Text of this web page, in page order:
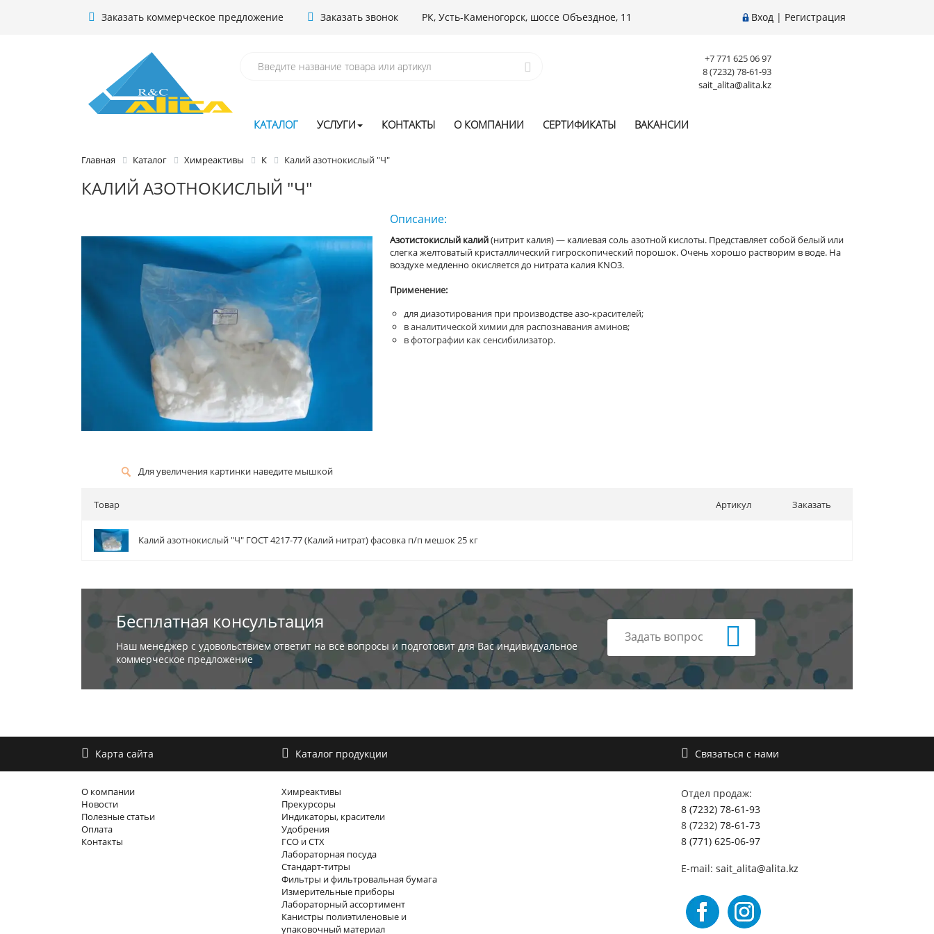
Заказать коммерческое предложение Заказать звонок РК, Усть-Каменогорск, шоссе Объездное, 11 Вход | Регистрация
+7 771 625 06 97
8 (7232) 78-61-93
sait_alita@alita.kz
КАТАЛОГ УСЛУГИ КОНТАКТЫ О КОМПАНИИ СЕРТИФИКАТЫ ВАКАНСИИ
Главная Каталог Химреактивы К Калий азотнокислый "Ч"
КАЛИЙ АЗОТНОКИСЛЫЙ "Ч"
Для увеличения картинки наведите мышкой
Описание:
Азотистокислый калий(нитрит калия) — калиевая соль азотной кислоты. Представляет собой белый или
слегка желтоватый кристаллический гигроскопический порошок. Очень хорошо растворим в воде. На
воздухе медленно окисляется до нитрата калия КNO3.
Применение:
для диазотирования при производстве азо-красителей;
в аналитической химии для распознавания аминов;
в фотографии как сенсибилизатор.
Товар Артикул Заказать
Калий азотнокислый "Ч" ГОСТ 4217-77 (Калий нитрат) фасовка п/п мешок 25 кг
Бесплатная консультация
Наш менеджер с удовольствием ответит на все вопросы и подготовит для Вас индивидуальное
коммерческое предложение
Задать вопрос
Карта сайта Каталог продукции Связаться с нами
О компании
Новости
Полезные статьи
Оплата
Контакты
Химреактивы
Прекурсоры
Индикаторы, красители
Удобрения
ГСО и СТХ
Лабораторная посуда
Стандарт-титры
Фильтры и фильтровальная бумага
Измерительные приборы
Лабораторный ассортимент
Канистры полиэтиленовые и
упаковочный материал
Отдел продаж:
8 (7232) 78-61-93
8 (7232) 78-61-73
8 (771) 625-06-97
E-mail: sait_alita@alita.kz